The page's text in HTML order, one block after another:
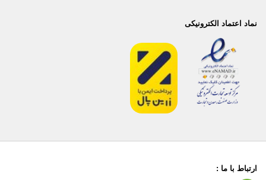
نماد اعتماد الکترونیکی
ارتباط با ما :